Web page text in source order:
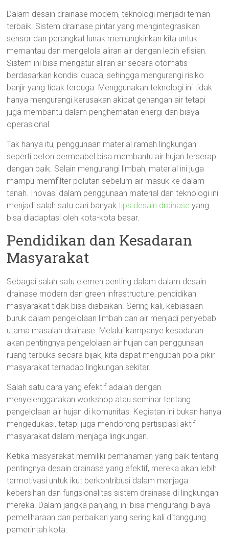
Dalam desain drainase modern, teknologi menjadi teman
terbaik. Sistem drainase pintar yang mengintegrasikan
sensor dan perangkat lunak memungkinkan kita untuk
memantau dan mengelola aliran air dengan lebih efisien.
Sistem ini bisa mengatur aliran air secara otomatis
berdasarkan kondisi cuaca, sehingga mengurangi risiko
banjir yang tidak terduga. Menggunakan teknologi ini tidak
hanya mengurangi kerusakan akibat genangan air tetapi
juga membantu dalam penghematan energi dan biaya
operasional.
Tak hanya itu, penggunaan material ramah lingkungan
seperti beton permeabel bisa membantu air hujan terserap
dengan baik. Selain mengurangi limbah, material ini juga
mampu memfilter polutan sebelum air masuk ke dalam
tanah. Inovasi dalam penggunaan material dan teknologi ini
menjadi salah satu dari banyaktips desain drainase yang
bisa diadaptasi oleh kota-kota besar.
Pendidikan dan Kesadaran
Masyarakat
Sebagai salah satu elemen penting dalam dalam desain
drainase modern dan green infrastructure, pendidikan
masyarakat tidak bisa diabaikan. Sering kali, kebiasaan
buruk dalam pengelolaan limbah dan air menjadi penyebab
utama masalah drainase. Melalui kampanye kesadaran
akan pentingnya pengelolaan air hujan dan penggunaan
ruang terbuka secara bijak, kita dapat mengubah pola pikir
masyarakat terhadap lingkungan sekitar.
Salah satu cara yang efektif adalah dengan
menyelenggarakan workshop atau seminar tentang
pengelolaan air hujan di komunitas. Kegiatan ini bukan hanya
mengedukasi, tetapi juga mendorong partisipasi aktif
masyarakat dalam menjaga lingkungan.
Ketika masyarakat memiliki pemahaman yang baik tentang
pentingnya desain drainase yang efektif, mereka akan lebih
termotivasi untuk ikut berkontribusi dalam menjaga
kebersihan dan fungsionalitas sistem drainase di lingkungan
mereka. Dalam jangka panjang, ini bisa mengurangi biaya
pemeliharaan dan perbaikan yang sering kali ditanggung
pemerintah kota.